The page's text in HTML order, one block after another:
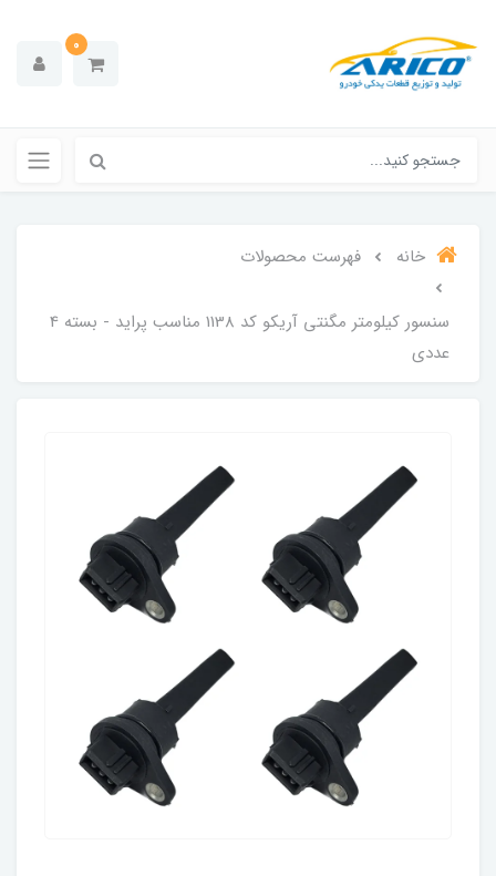
0
خانه فهرست محصولات
سنسور کیلومتر مگنتی آریکو کد 1138 مناسب پراید - بسته 4
عددی